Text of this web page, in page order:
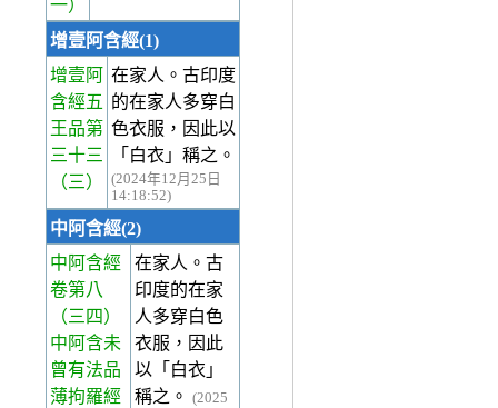
一）
增壹阿含經(1)
增壹阿
含經五
王品第
三十三
（三）
在家人。古印度
的在家人多穿白
色衣服，因此以
「白衣」稱之。
(2024年12月25日
14:18:52)
中阿含經(2)
中阿含經
卷第八
（三四）
中阿含未
曾有法品
薄拘羅經
在家人。古
印度的在家
人多穿白色
衣服，因此
以「白衣」
稱之。
(2025